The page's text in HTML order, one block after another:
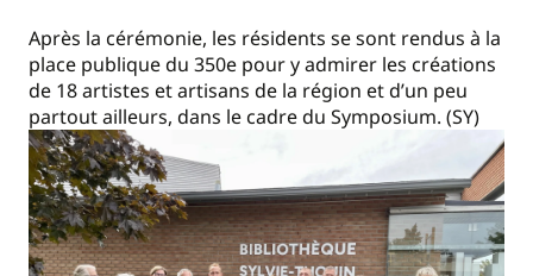
Après la cérémonie, les résidents se sont rendus à la
place publique du 350e pour y admirer les créations
de 18 artistes et artisans de la région et d’un peu
partout ailleurs, dans le cadre du Symposium. (SY)